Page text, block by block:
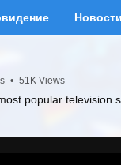
• 51K Views
popular television